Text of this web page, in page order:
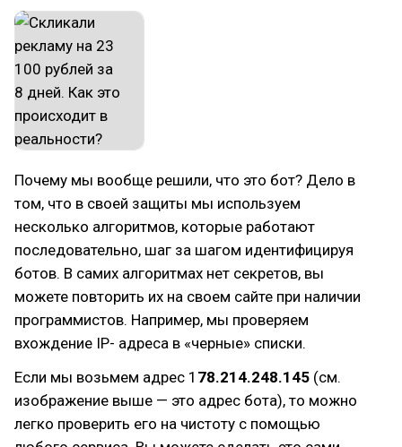
Почему мы вообще решили, что это бот? Дело в
том, что в своей защиты мы используем
несколько алгоритмов, которые работают
последовательно, шаг за шагом идентифицируя
ботов. В самих алгоритмах нет секретов, вы
можете повторить их на своем сайте при наличии
программистов. Например, мы проверяем
вхождение IP- адреса в «черные» списки.
Если мы возьмем адрес 1 78.214.248.145 (см.
изображение выше — это адрес бота), то можно
легко проверить его на чистоту с помощью